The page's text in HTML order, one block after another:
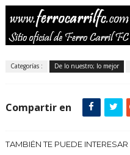
Categorías : De lo nuestro; lo mejor
Compartir en
TAMBIÉN TE PUEDE INTERESAR